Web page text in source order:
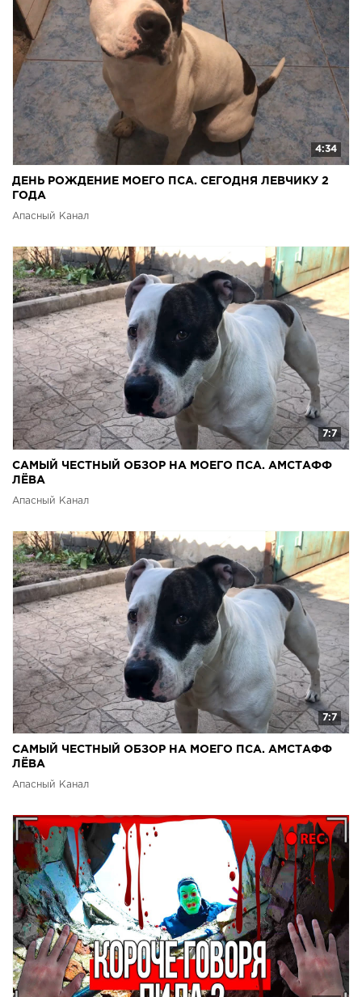
4:34
ДЕНЬ РОЖДЕНИЕ МОЕГО ПСА. СЕГОДНЯ ЛЕВЧИКУ 2
ГОДА
Апасный Канал
7:7
САМЫЙ ЧЕСТНЫЙ ОБЗОР НА МОЕГО ПСА. АМСТАФФ
ЛЁВА
Апасный Канал
7:7
САМЫЙ ЧЕСТНЫЙ ОБЗОР НА МОЕГО ПСА. АМСТАФФ
ЛЁВА
Апасный Канал